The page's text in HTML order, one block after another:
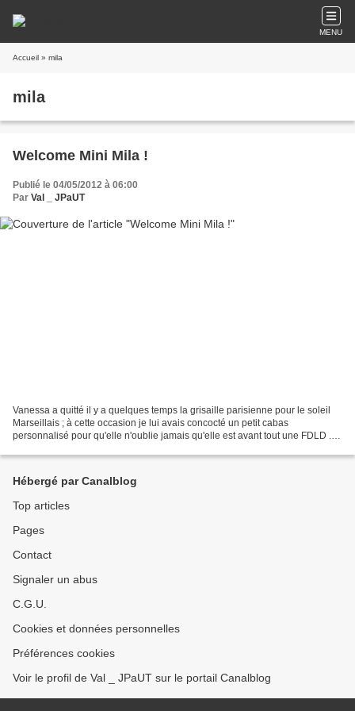
MENU
Accueil » mila
mila
Welcome Mini Mila !
Publié le 04/05/2012 à 06:00
Par Val _ JPaUT
Vanessa a quitté il y a quelques temps la grisaille parisienne pour le soleil
Marseillais ; à cette occasion je lui avais concocté un petit cabas
personnalisé pour qu'elle n'oublie jamais qu'elle est avant tout une FDLD ...
Hébergé par Canalblog
Top articles
Pages
Contact
Signaler un abus
C.G.U.
Cookies et données personnelles
Préférences cookies
Voir le profil de Val _ JPaUT sur le portail Canalblog